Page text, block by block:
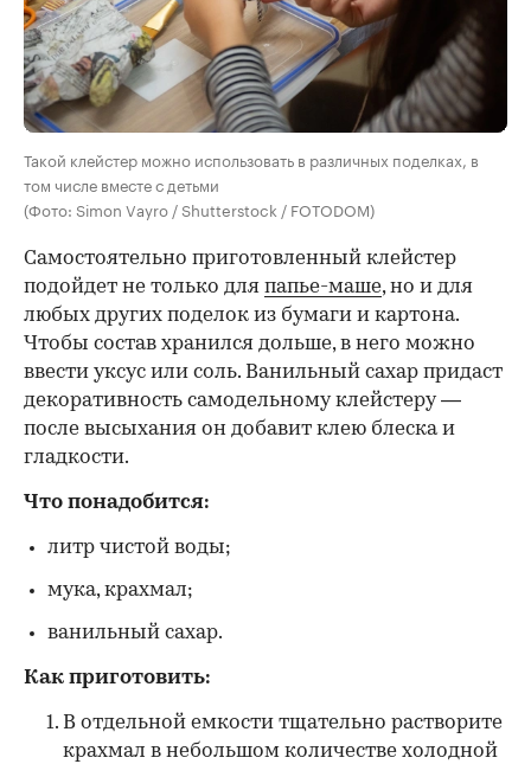
Такой клейстер можно использовать в различных поделках, в
том числе вместе с детьми
(Фото: Simon Vayro / Shutterstock / FOTODOM)
Самостоятельно приготовленный клейстер
подойдет не только для папье-маше, но и для
любых других поделок из бумаги и картона.
Чтобы состав хранился дольше, в него можно
ввести уксус или соль. Ванильный сахар придаст
декоративность самодельному клейстеру —
после высыхания он добавит клею блеска и
гладкости.
Что понадобится:
литр чистой воды;
мука, крахмал;
ванильный сахар.
Как приготовить:
В отдельной емкости тщательно растворите
крахмал в небольшом количестве холодной